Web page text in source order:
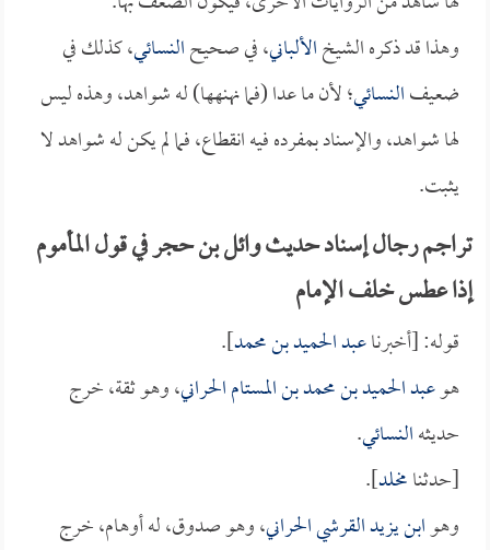
وهذا قد ذكره الشيخالألباني، في صحيحالنسائي، كذلك في
ضعيفالنسائي؛ لأن ما عدا (فما نهنهها) له شواهد، وهذه ليس
لها شواهد، والإسناد بمفرده فيه انقطاع، فما لم يكن له شواهد لا
يثبت.
تراجم رجال إسناد حديث وائل بن حجر في قول المأموم
إذا عطس خلف الإمام
قوله: [أخبرناعبد الحميد بن محمد].
هوعبد الحميد بن محمد بن المستام الحراني، وهو ثقة، خرج
حديثهالنسائي.
[حدثنامخلد].
وهوابن يزيد القرشي الحراني، وهو صدوق، له أوهام، خرج